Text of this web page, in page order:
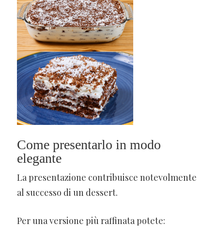
Come presentarlo in modo
elegante
La presentazione contribuisce notevolmente
al successo di un dessert.
Per una versione più raffinata potete: